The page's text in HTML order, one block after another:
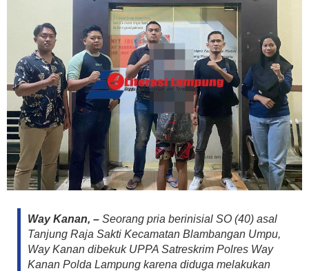
Way Kanan, – Seorang pria berinisial SO (40) asal
Tanjung Raja Sakti Kecamatan Blambangan Umpu,
Way Kanan dibekuk UPPA Satreskrim Polres Way
Kanan Polda Lampung karena diduga melakukan